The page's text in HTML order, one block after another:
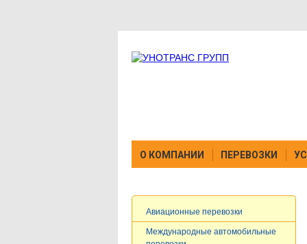
О КОМПАНИИ ПЕРЕВОЗКИ
Авиационные перевозки
Международные автомобильные